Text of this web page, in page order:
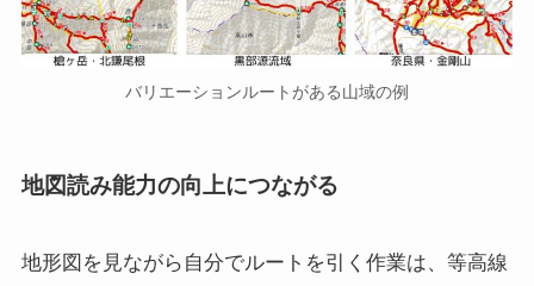
バリエーションルートがある山域の例
地図読み能力の向上につながる
地形図を見ながら自分でルートを引く作業は、等高線